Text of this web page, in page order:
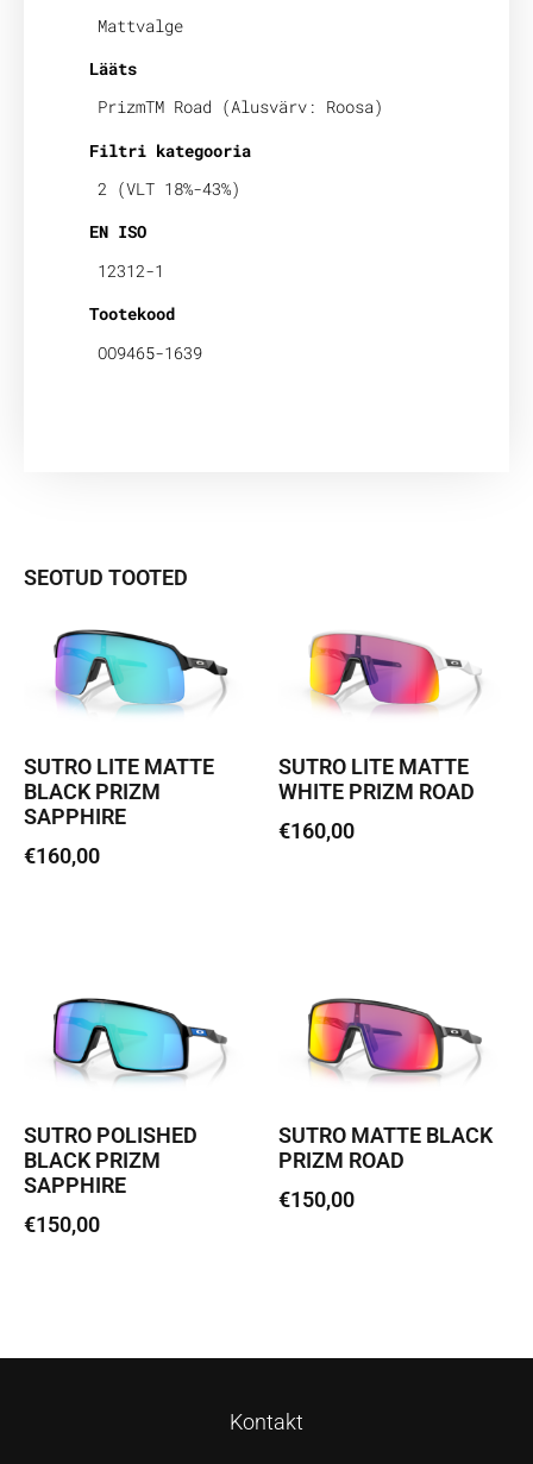
Mattvalge
Lääts
PrizmTM Road (Alusvärv: Roosa)
Filtri kategooria
2 (VLT 18%-43%)
EN ISO
12312-1
Tootekood
OO9465-1639
SEOTUD TOOTED
SUTRO LITE MATTE
BLACK PRIZM
SAPPHIRE
€160,00
SUTRO LITE MATTE
WHITE PRIZM ROAD
€160,00
SUTRO POLISHED
BLACK PRIZM
SAPPHIRE
€150,00
SUTRO MATTE BLACK
PRIZM ROAD
€150,00
Kontakt